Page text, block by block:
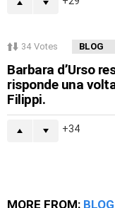
34 Votes BLOG
Barbara d’Urso
risponde una
Filippi.
34
MORE FROM: BLOG